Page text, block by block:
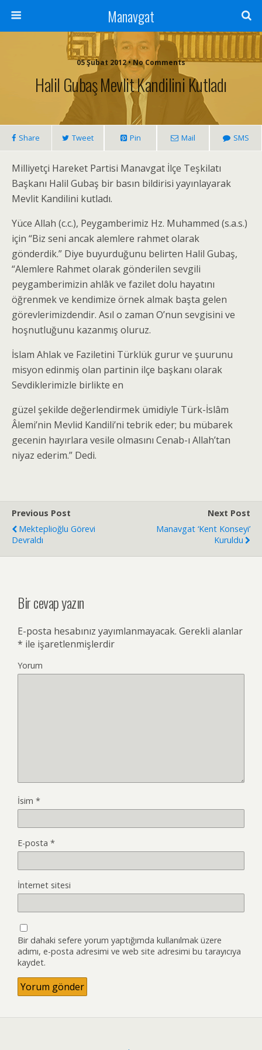
Manavgat
05 Şubat 2012 • No Comments
Halil Gubaş Mevlit Kandilini Kutladı
Share Tweet Pin Mail SMS
Milliyetçi Hareket Partisi Manavgat İlçe Teşkilatı
Başkanı Halil Gubaş bir basın bildirisi yayınlayarak
Mevlit Kandilini kutladı.
Yüce Allah (c.c.), Peygamberimiz Hz. Muhammed (s.a.s.)
için “Biz seni ancak alemlere rahmet olarak
gönderdik.” Diye buyurduğunu belirten Halil Gubaş,
“Alemlere Rahmet olarak gönderilen sevgili
peygamberimizin ahlâk ve fazilet dolu hayatını
öğrenmek ve kendimize örnek almak başta gelen
görevlerimizdendir. Asıl o zaman O’nun sevgisini ve
hoşnutluğunu kazanmış oluruz.
İslam Ahlak ve Faziletini Türklük gurur ve şuurunu
misyon edinmiş olan partinin ilçe başkanı olarak
Sevdiklerimizle birlikte en
güzel şekilde değerlendirmek ümidiyle Türk-İslâm
Âlemi’nin Mevlid Kandili’ni tebrik eder; bu mübarek
gecenin hayırlara vesile olmasını Cenab-ı Allah’tan
niyaz ederim.” Dedi.
Previous Post
Mekteplioğlu Görevi
Devraldı
Next Post
Manavgat ‘Kent Konseyi’
Kuruldu
Bir cevap yazın
E-posta hesabınız yayımlanmayacak. Gerekli alanlar
* ile işaretlenmişlerdir
Yorum
İsim *
E-posta *
İnternet sitesi
Bir dahaki sefere yorum yaptığımda kullanılmak üzere
adımı, e-posta adresimi ve web site adresimi bu tarayıcıya
kaydet.